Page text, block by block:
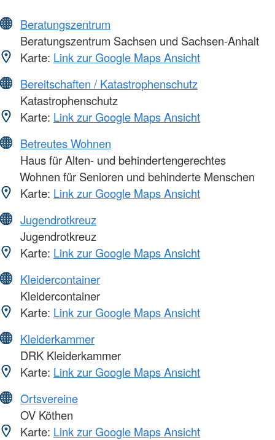
Beratungszentrum
Beratungszentrum Sachsen und Sachsen-Anhalt
Karte: Link zur Google Maps Ansicht
Bereitschaften / Katastrophenschutz
Katastrophenschutz
Karte: Link zur Google Maps Ansicht
Betreutes Wohnen
Haus für Alten- und behindertengerechtes
Wohnen für Senioren und behinderte Menschen
Karte: Link zur Google Maps Ansicht
Jugendrotkreuz
Jugendrotkreuz
Karte: Link zur Google Maps Ansicht
Kleidercontainer
Kleidercontainer
Karte: Link zur Google Maps Ansicht
Kleiderkammer
DRK Kleiderkammer
Karte: Link zur Google Maps Ansicht
Ortsvereine
OV Köthen
Karte: Link zur Google Maps Ansicht